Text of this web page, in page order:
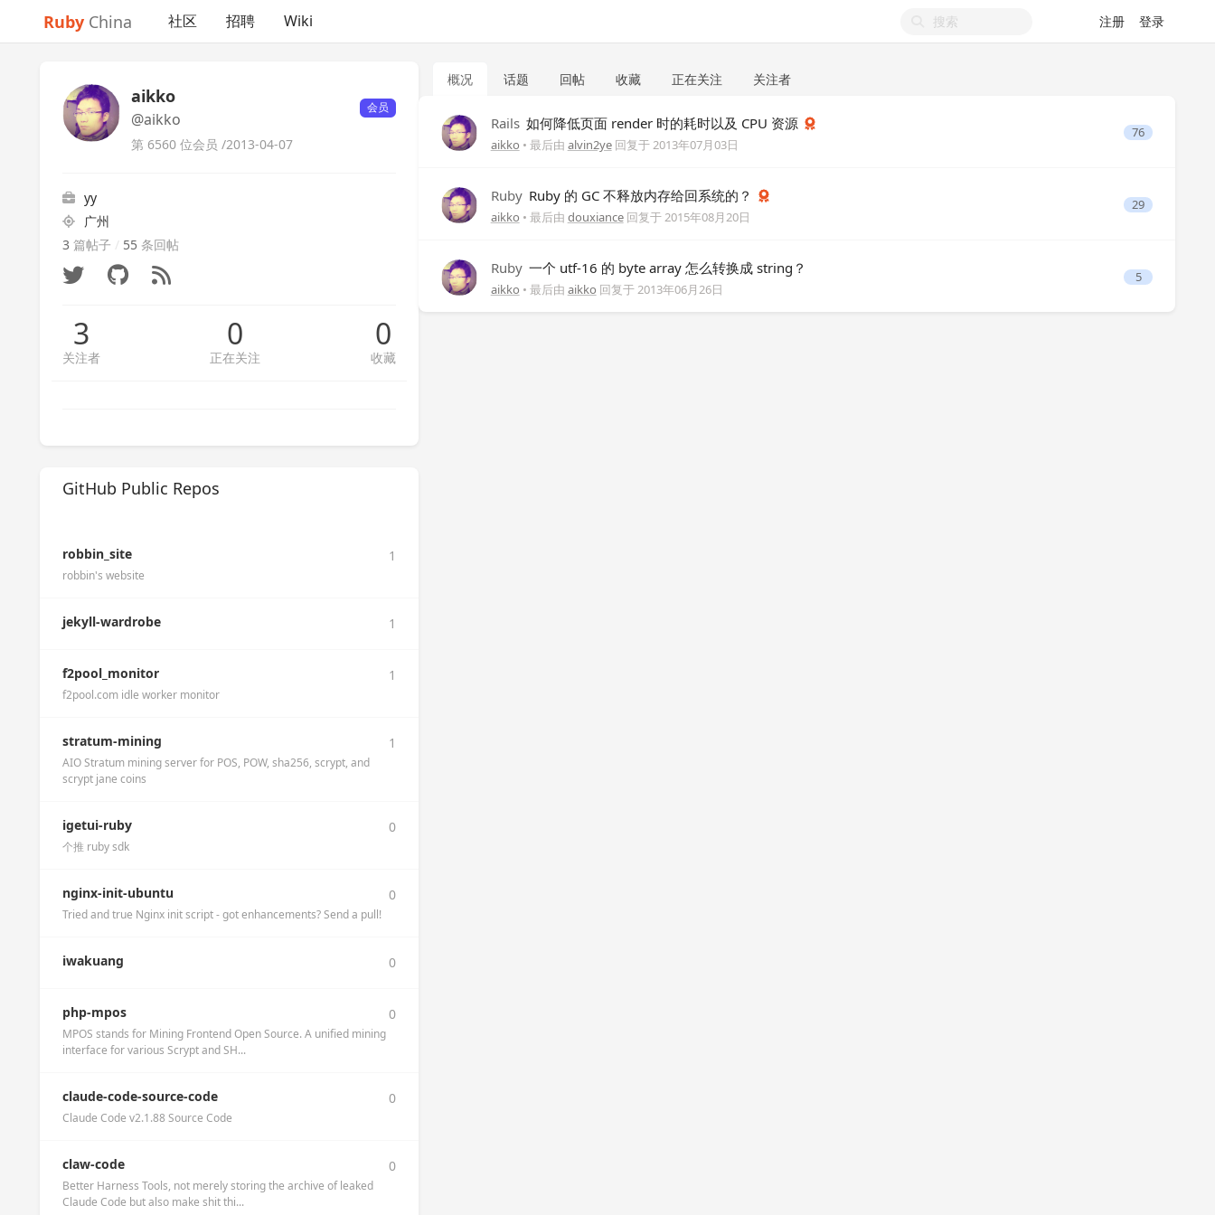
Ruby China 社区 招聘 Wiki 注册 登录
aikko
@aikko
会员
第 6560 位会员 /2013-04-07
yy
广州
3 篇帖子 / 55 条回帖
3
关注者
0
正在关注
0
收藏
GitHub Public Repos
robbin_site 1
robbin's website
jekyll-wardrobe 1
f2pool_monitor 1
f2pool.com idle worker monitor
stratum-mining 1
AIO Stratum mining server for POS, POW, sha256, scrypt, and
scrypt jane coins
igetui-ruby 0
个推 ruby sdk
nginx-init-ubuntu 0
Tried and true Nginx init script - got enhancements? Send a pull!
iwakuang 0
php-mpos 0
MPOS stands for Mining Frontend Open Source. A unified mining
interface for various Scrypt and SH...
claude-code-source-code 0
Claude Code v2.1.88 Source Code
claw-code 0
Better Harness Tools, not merely storing the archive of leaked
Claude Code but also make shit thi...
概况 话题 回帖 收藏 正在关注 关注者
Rails 如何降低页面 render 时的耗时以及 CPU 资源
aikko • 最后由 alvin2ye回复于2013年07月03日
76
Ruby Ruby 的 GC 不释放内存给回系统的？
aikko • 最后由 douxiance回复于2015年08月20日
29
Ruby 一个 utf-16 的 byte array 怎么转换成 string？
aikko • 最后由 aikko 回复于2013年06月26日
5